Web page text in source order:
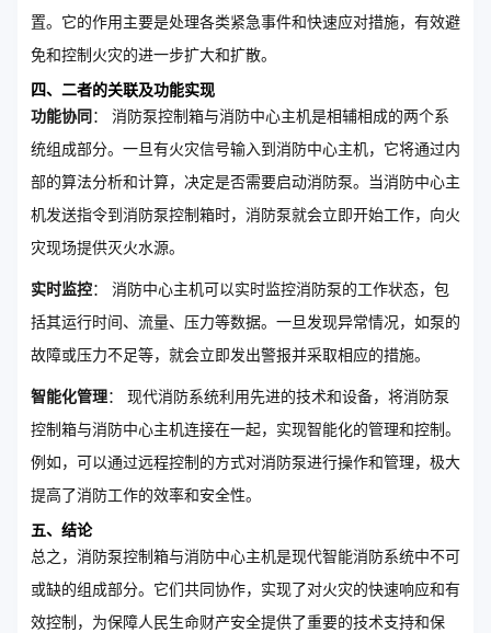
置。它的作用主要是处理各类紧急事件和快速应对措施，有效避
免和控制火灾的进一步扩大和扩散。
四、二者的关联及功能实现
功能协同： 消防泵控制箱与消防中心主机是相辅相成的两个系
统组成部分。一旦有火灾信号输入到消防中心主机，它将通过内
部的算法分析和计算，决定是否需要启动消防泵。当消防中心主
机发送指令到消防泵控制箱时，消防泵就会立即开始工作，向火
灾现场提供灭火水源。
实时监控： 消防中心主机可以实时监控消防泵的工作状态，包
括其运行时间、流量、压力等数据。一旦发现异常情况，如泵的
故障或压力不足等，就会立即发出警报并采取相应的措施。
智能化管理： 现代消防系统利用先进的技术和设备，将消防泵
控制箱与消防中心主机连接在一起，实现智能化的管理和控制。
例如，可以通过远程控制的方式对消防泵进行操作和管理，极大
提高了消防工作的效率和安全性。
五、结论
总之，消防泵控制箱与消防中心主机是现代智能消防系统中不可
或缺的组成部分。它们共同协作，实现了对火灾的快速响应和有
效控制，为保障人民生命财产安全提供了重要的技术支持和保